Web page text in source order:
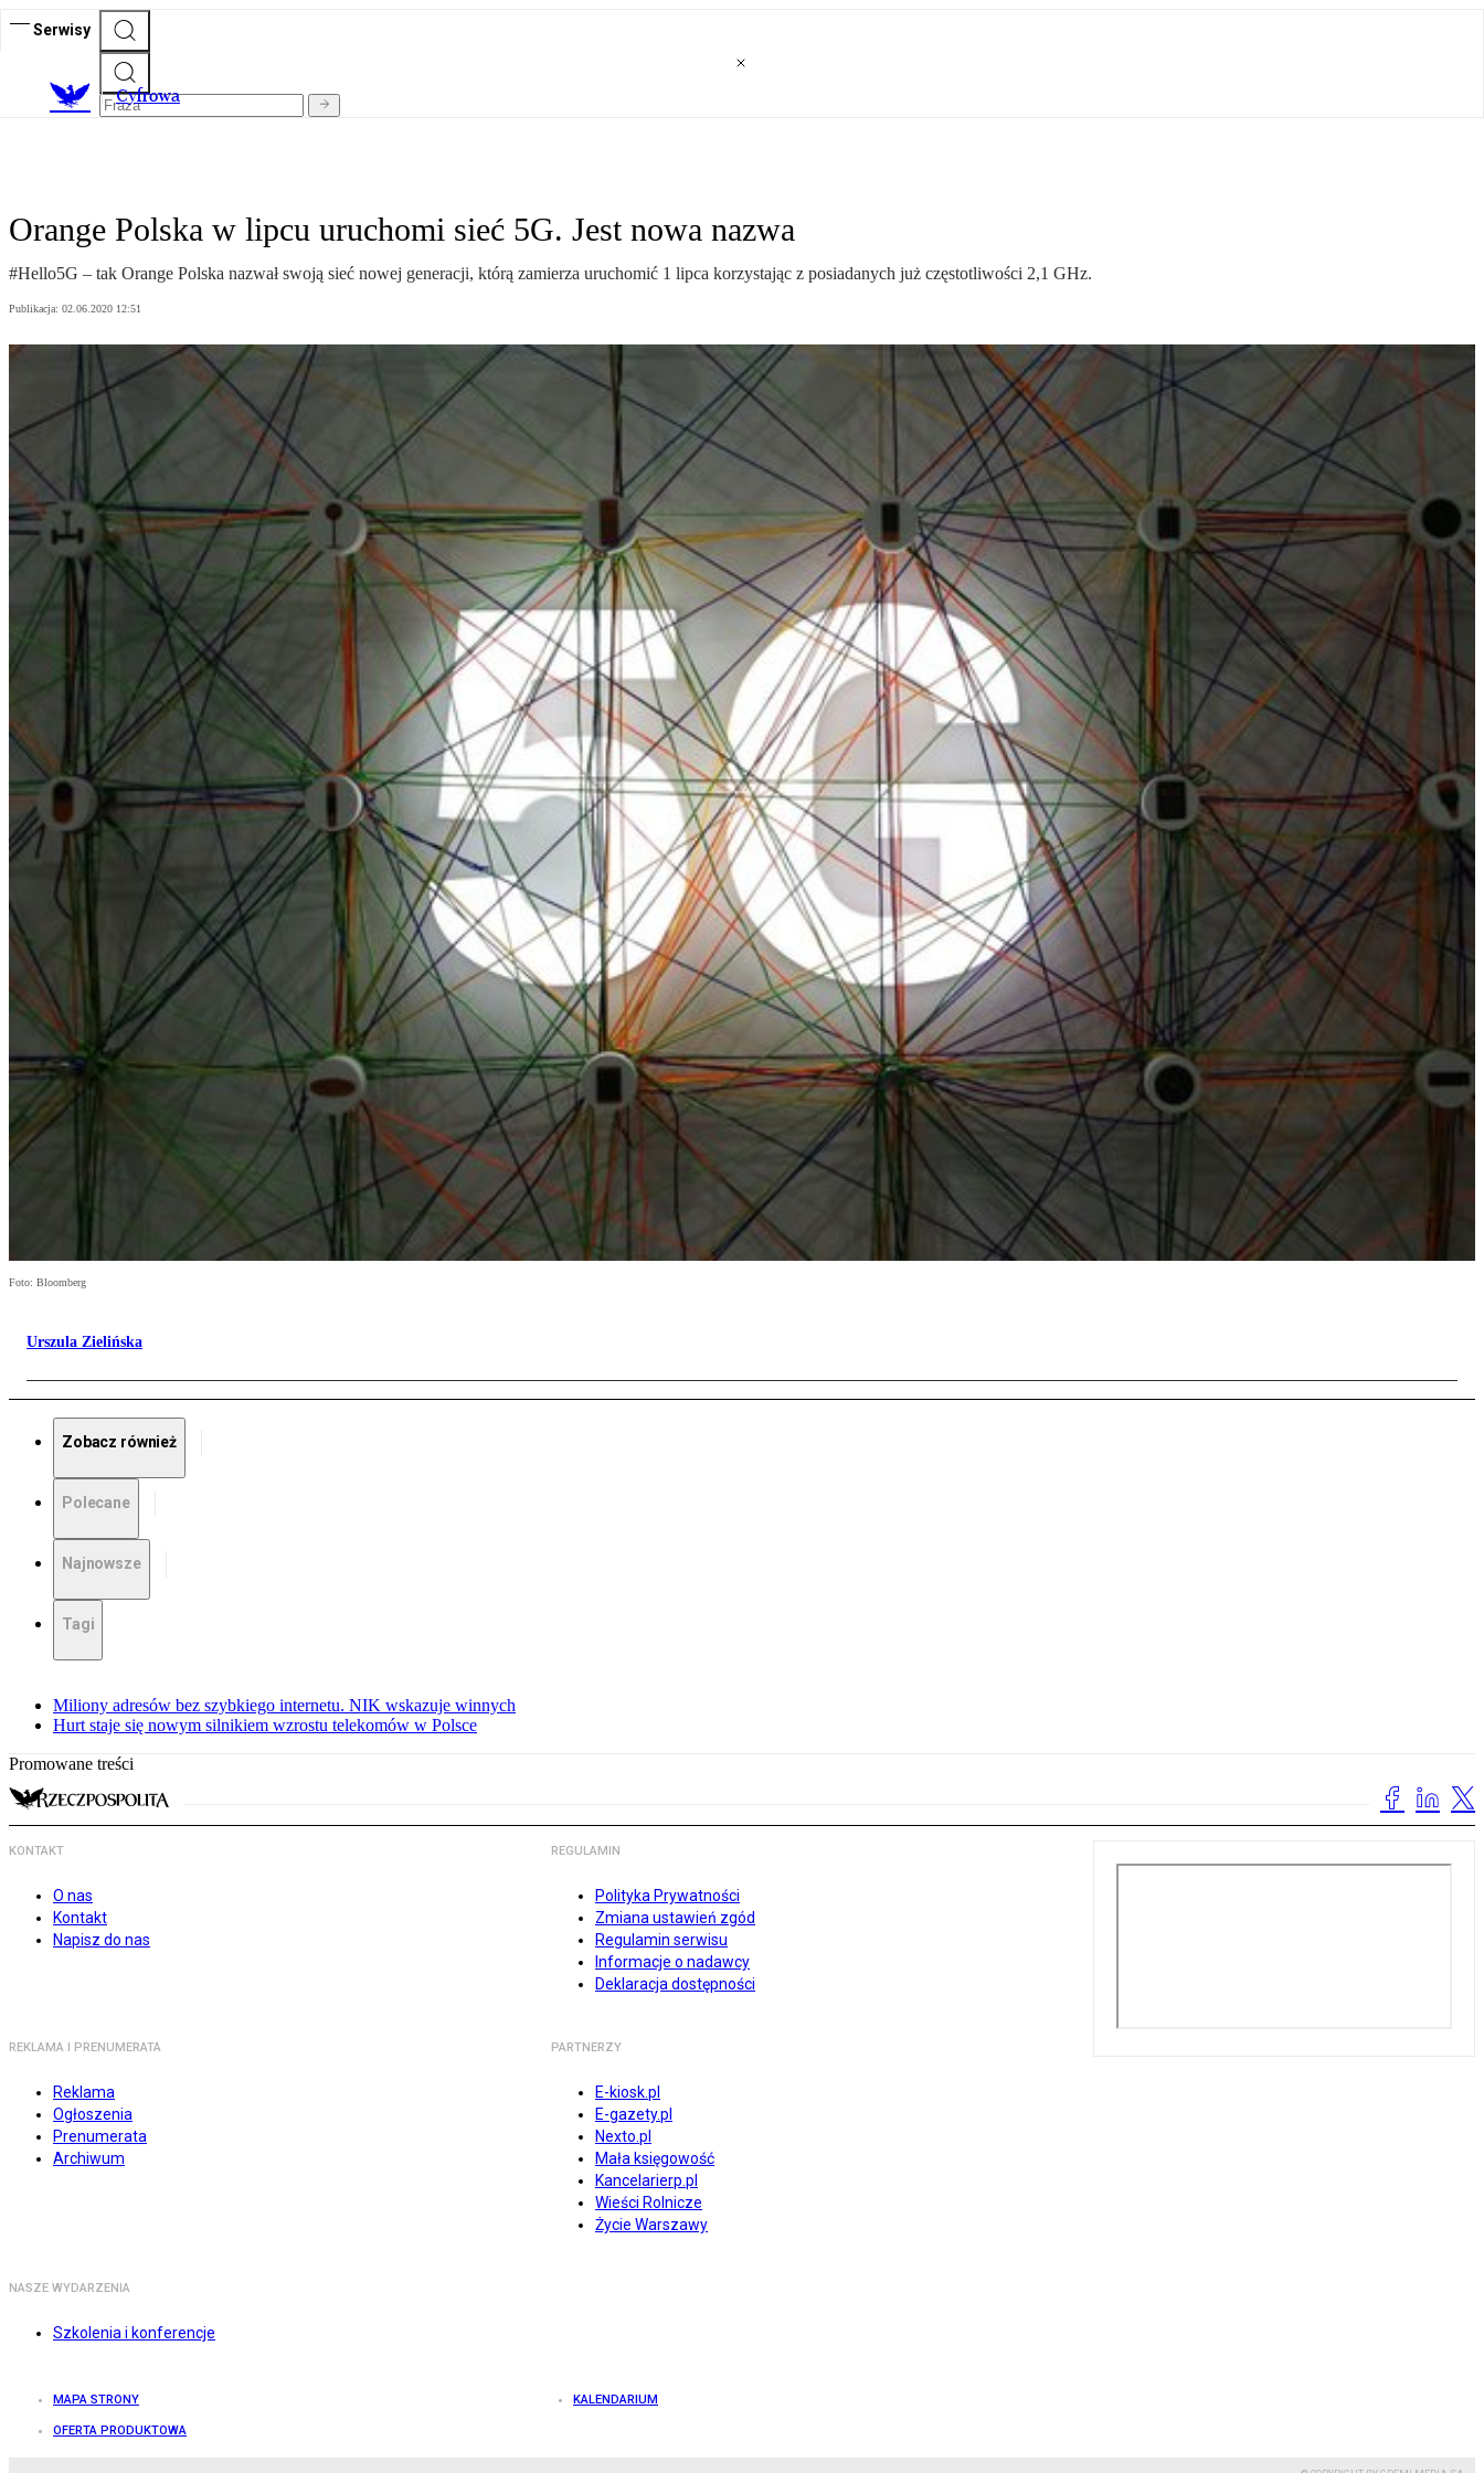
Serwisy
Cyfrowa
Orange Polska w lipcu uruchomi sieć 5G. Jest nowa nazwa
#Hello5G – tak Orange Polska nazwał swoją sieć nowej generacji, którą zamierza uruchomić 1 lipca korzystając z posiadanych już częstotliwości 2,1 GHz.
Publikacja: 02.06.2020 12:51
Foto: Bloomberg
Urszula Zielińska
Zobacz również
Polecane
Najnowsze
Tagi
Miliony adresów bez szybkiego internetu. NIK wskazuje winnych
Hurt staje się nowym silnikiem wzrostu telekomów w Polsce
Promowane treści
KONTAKT
O nas
Kontakt
Napisz do nas
REGULAMIN
Polityka Prywatności
Zmiana ustawień zgód
Regulamin serwisu
Informacje o nadawcy
Deklaracja dostępności
REKLAMA I PRENUMERATA
Reklama
Ogłoszenia
Prenumerata
Archiwum
PARTNERZY
E-kiosk.pl
E-gazety.pl
Nexto.pl
Mała księgowość
Kancelarierp.pl
Wieści Rolnicze
Życie Warszawy
NASZE WYDARZENIA
Szkolenia i konferencje
MAPA STRONY KALENDARIUM
OFERTA PRODUKTOWA